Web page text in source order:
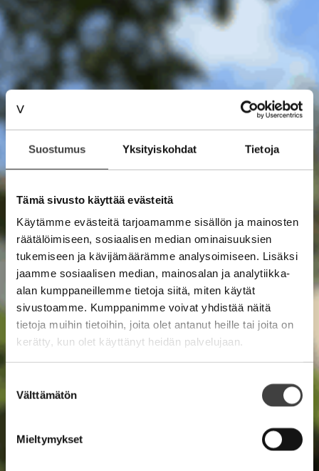
Suostumus Yksityiskohdat Tietoja
Tämä sivusto käyttää evästeitä
Käytämme evästeitä tarjoamamme sisällön ja mainosten
räätälöimiseen, sosiaalisen median ominaisuuksien
tukemiseen ja kävijämäärämme analysoimiseen. Lisäksi
jaamme sosiaalisen median, mainosalan ja analytiikka-
alan kumppaneillemme tietoja siitä, miten käytät
sivustoamme. Kumppanimme voivat yhdistää näitä
tietoja muihin tietoihin, joita olet antanut heille tai joita on
kerätty, kun olet käyttänyt heidän palvelujaan.
valinta
Välttämätön
Mieltymykset